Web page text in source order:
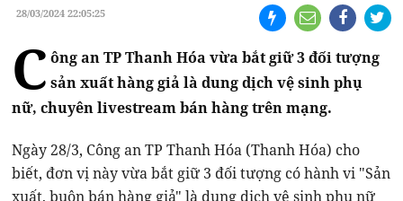
28/03/2024 22:05:25
C ông an TP Thanh Hóa vừa bắt giữ 3 đối tượng
sản xuất hàng giả là dung dịch vệ sinh phụ
nữ, chuyên livestream bán hàng trên mạng.
Ngày 28/3, Công an TP Thanh Hóa (Thanh Hóa) cho
biết, đơn vị này vừa bắt giữ 3 đối tượng có hành vi "Sản
xuất, buôn bán hàng giả" là dung dịch vệ sinh phụ nữ